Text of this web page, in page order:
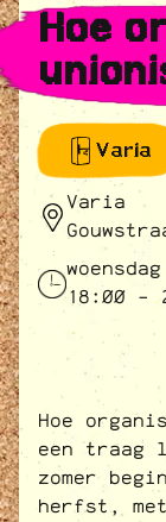
Hoe
Varia
Varia
18:00 -
Hoe
een traag
zomer
herfst,